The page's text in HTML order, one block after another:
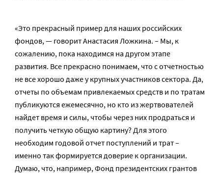
«Это прекрасный пример для наших российских
фондов, — говорит Анастасия Ложкина. – Мы, к
сожалению, пока находимся на другом этапе
развития. Все прекрасно понимаем, что с отчетностью
не все хорошо даже у крупных участников сектора. Да,
отчеты по объемам привлекаемых средств и по тратам
публикуются ежемесячно, но кто из жертвователей
найдет время и силы, чтобы через них продраться и
получить четкую общую картину? Для этого
необходим годовой отчет поступлений и трат –
именно так формируется доверие к организации.
Думаю, что, например, Фонд президентских грантов